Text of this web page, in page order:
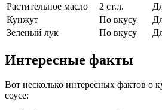
Растительное масло
2 ст.л.
Кунжут
По вкусу
Зеленый лук
По вкусу
Интересные факты
Вот несколько интересных фактов о
соусе: